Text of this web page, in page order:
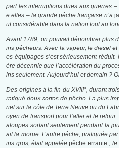
part les interruptions dues aux guerres –
e elles –la grande pêche française n’a
ut considérable dans la nation tout au
Avant 1789, on pouvait dénombrer plus
ins pêcheurs. Avec la vapeur, le diesel
es équipages s’est sérieusement
ère décennie que l’accélération du
ins seulement. Aujourd’hui et demain ?
Des origines à la fin du XVIII°, durant
ratiqué deux sortes de pêche. La plus
riel sur la côte de Terre Neuve ou du
oyen de transport pour l’aller et le
aloupes sortant seulement pendant la
ait la morue. L’autre pêche, pratiquée
ins gros, était appeléepêche errante ; le